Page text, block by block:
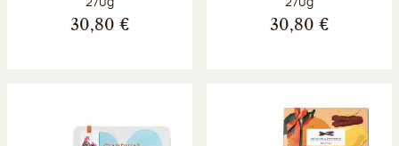
30,80 € 30,80 €